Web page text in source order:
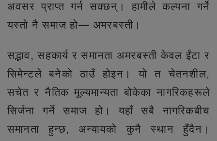
अवसर प्राप्त गर्न सक्छन्। हामीले कल्पना गर्ने
यस्तो नै समाज हो— अमरबस्ती।
सद्भाव, सहकार्य र समानता अमरबस्ती केवल ईंटा र
सिमेन्टले बनेको ठाउँ होइन। यो त चेतनशील,
सचेत र नैतिक मूल्यमान्यता बोकेका नागरिकहरूले
सिर्जना गर्ने समाज हो। यहाँ सबै नागरिकबीच
समानता हुन्छ, अन्यायको कुनै स्थान हुँदैन।